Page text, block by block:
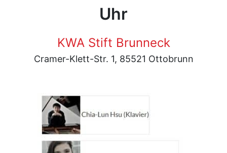
Uhr
KWA Stift Brunneck
Cramer-Klett-Str. 1, 85521 Ottobrunn